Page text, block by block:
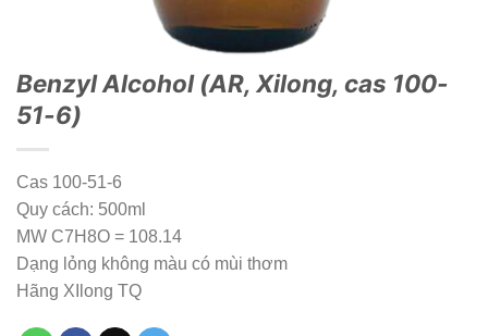
Benzyl Alcohol (AR, Xilong, cas 100-
51-6)
Cas 100-51-6
Quy cách: 500ml
MW C7H8O = 108.14
Dạng lỏng không màu có mùi thơm
Hãng XIlong TQ